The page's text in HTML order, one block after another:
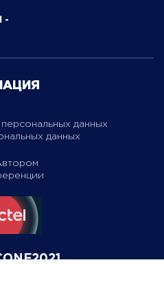
данных
данных